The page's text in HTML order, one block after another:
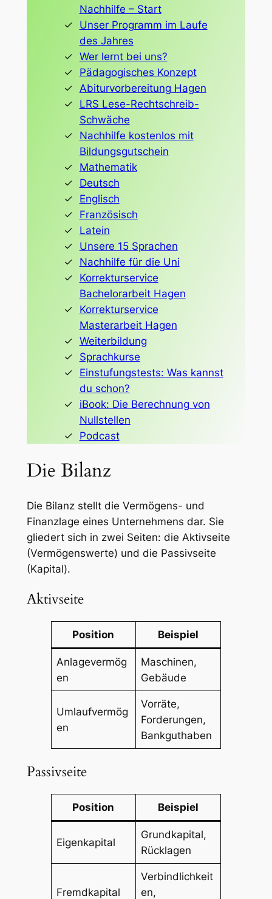
Nachhilfe – Start
Unser Programm im Laufe
des Jahres
Wer lernt bei uns?
Pädagogisches Konzept
Abiturvorbereitung Hagen
LRS Lese-Rechtschreib-
Schwäche
Nachhilfe kostenlos mit
Bildungsgutschein
Mathematik
Deutsch
Englisch
Französisch
Latein
Unsere 15 Sprachen
Nachhilfe für die Uni
Korrekturservice
Bachelorarbeit Hagen
Korrekturservice
Masterarbeit Hagen
Weiterbildung
Sprachkurse
Einstufungstests: Was kannst
du schon?
iBook: Die Berechnung von
Nullstellen
Podcast
Die Bilanz
Die Bilanz stellt die Vermögens- und
Finanzlage eines Unternehmens dar. Sie
gliedert sich in zwei Seiten: die Aktivseite
(Vermögenswerte) und die Passivseite
(Kapital).
Aktivseite
Position Beispiel
Anlagevermög
en
Maschinen,
Gebäude
Umlaufvermög
en
Vorräte,
Forderungen,
Bankguthaben
Passivseite
Position Beispiel
Eigenkapital
Grundkapital,
Rücklagen
Fremdkapital
Verbindlichkeit
en,